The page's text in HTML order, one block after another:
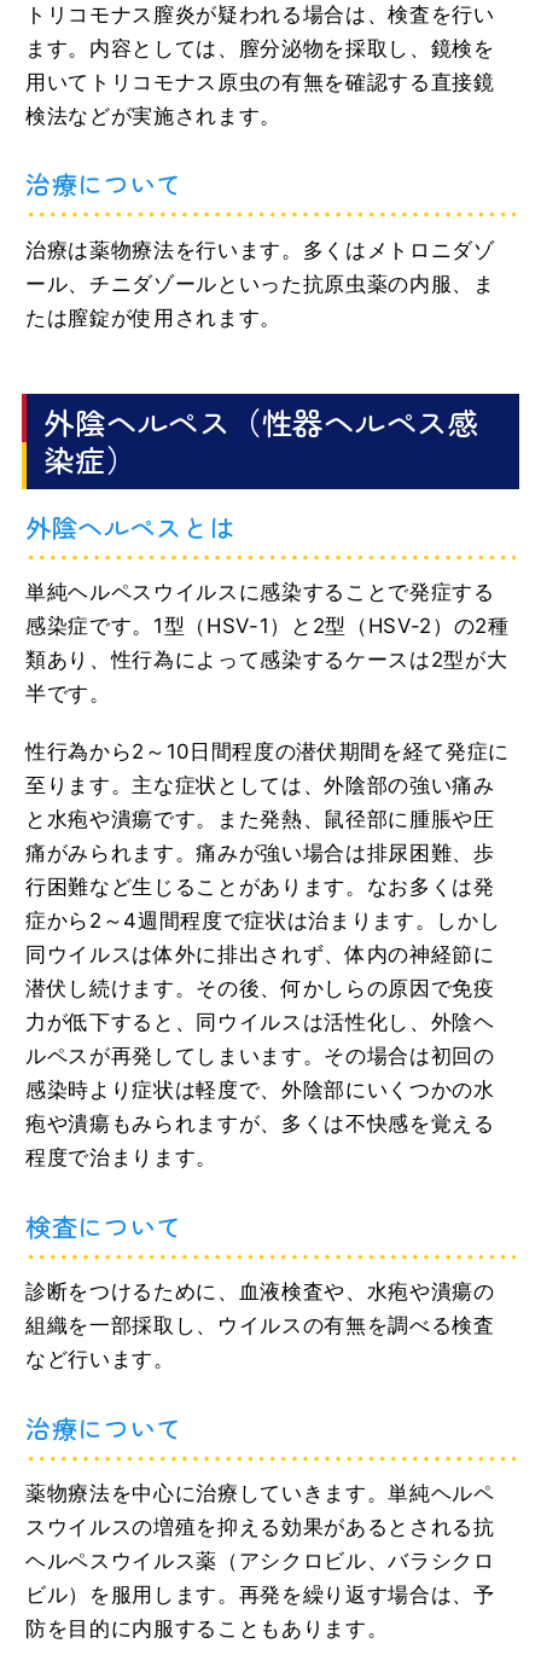
トリコモナス膣炎が疑われる場合は、検査を行い
ます。内容としては、膣分泌物を採取し、鏡検を
用いてトリコモナス原虫の有無を確認する直接鏡
検法などが実施されます。
治療について
治療は薬物療法を行います。多くはメトロニダゾ
ール、チニダゾールといった抗原虫薬の内服、ま
たは膣錠が使用されます。
外陰ヘルペス（性器ヘルペス感
染症）
外陰ヘルペスとは
単純ヘルペスウイルスに感染することで発症する
感染症です。1型（HSV-1）と2型（HSV-2）の2種
類あり、性行為によって感染するケースは2型が大
半です。
性行為から2～10日間程度の潜伏期間を経て発症に
至ります。主な症状としては、外陰部の強い痛み
と水疱や潰瘍です。また発熱、鼠径部に腫脹や圧
痛がみられます。痛みが強い場合は排尿困難、歩
行困難など生じることがあります。なお多くは発
症から2～4週間程度で症状は治まります。しかし
同ウイルスは体外に排出されず、体内の神経節に
潜伏し続けます。その後、何かしらの原因で免疫
力が低下すると、同ウイルスは活性化し、外陰ヘ
ルペスが再発してしまいます。その場合は初回の
感染時より症状は軽度で、外陰部にいくつかの水
疱や潰瘍もみられますが、多くは不快感を覚える
程度で治まります。
検査について
診断をつけるために、血液検査や、水疱や潰瘍の
組織を一部採取し、ウイルスの有無を調べる検査
など行います。
治療について
薬物療法を中心に治療していきます。単純ヘルペ
スウイルスの増殖を抑える効果があるとされる抗
ヘルペスウイルス薬（アシクロビル、バラシクロ
ビル）を服用します。再発を繰り返す場合は、予
防を目的に内服することもあります。